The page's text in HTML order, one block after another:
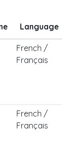
Language
French /
Français
French /
Français